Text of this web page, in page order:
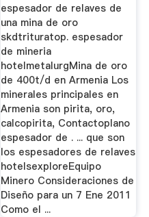
espesador de relaves de
una mina de oro
skdtrituratop. espesador
de mineria
hotelmetalurgMina de oro
de 400t/d en Armenia Los
minerales principales en
Armenia son pirita, oro,
calcopirita, Contactoplano
espesador de . ... que son
los espesadores de relaves
hotelsexploreEquipo
Minero Consideraciones de
Diseño para un 7 Ene 2011
Como el ...